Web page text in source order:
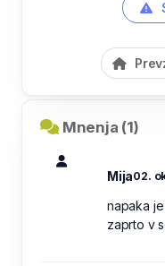
Mnenja (1)
Mija02.
napaka
zaprto v